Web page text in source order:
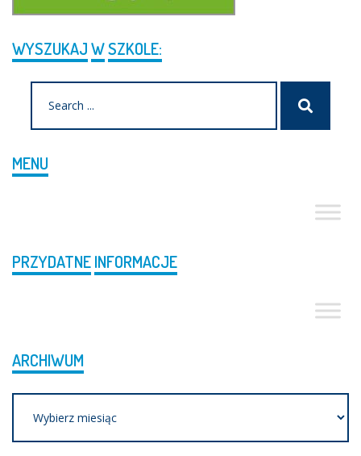
WYSZUKAJWSZKOLE:
Szukaj
MENU
PRZYDATNEINFORMACJE
ARCHIWUM